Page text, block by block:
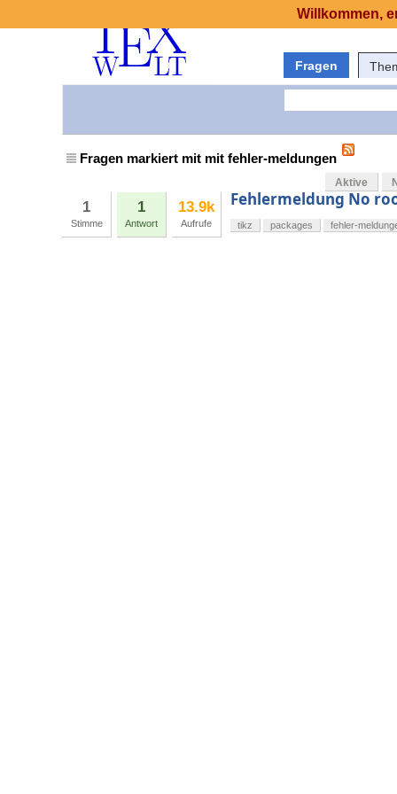
Fragen
Fragen markiert mit mit fehler-meldungen
Aktive
1
Stimme
1
Antwort
13.9k
Aufrufe
Fehlermeldung No
tikz packages fehler-
Willkommen,